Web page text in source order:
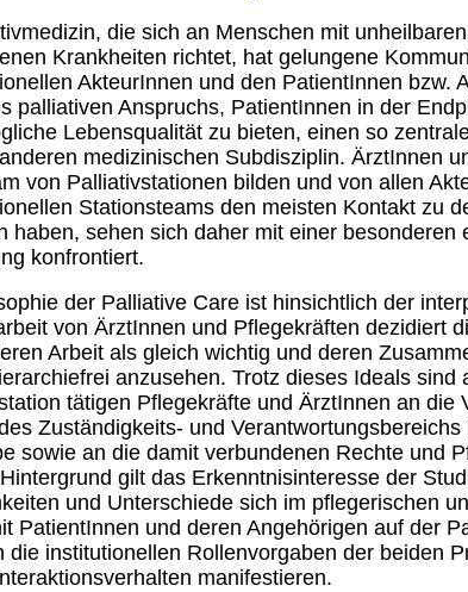
die sich an Menschen mit
Krankheiten richtet, hat gelungene
AkteurInnen und den PatientInnen bzw.
palliativen Anspruchs, PatientInnen in der
Lebensqualität zu bieten, einen so
medizinischen Subdisziplin. ÄrztInnen
von Palliativstationen bilden und von allen
Stationsteams den meisten Kontakt zu
haben, sehen sich daher mit einer besonderen
konfrontiert.
der Palliative Care ist hinsichtlich der
von ÄrztInnen und Pflegekräften dezidiert
Arbeit als gleich wichtig und deren
anzusehen. Trotz dieses Ideals sind
tätigen Pflegekräfte und ÄrztInnen an die
Zuständigkeits- und Verantwortungsbereichs
sowie an die damit verbundenen Rechte und
gilt das Erkenntnisinteresse der
und Unterschiede sich im pflegerischen
PatientInnen und deren Angehörigen auf der
die institutionellen Rollenvorgaben der beiden
manifestieren.